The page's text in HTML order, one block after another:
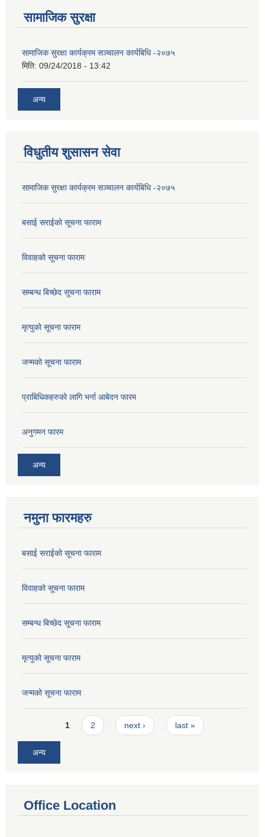
सामाजिक सुरक्षा
सामाजिक सुरक्षा कार्यक्रम सञ्चालन कार्यबिधि -२०७५
मिति: 09/24/2018 - 13:42
अन्य
विधुतीय शुसासन सेवा
सामाजिक सुरक्षा कार्यक्रम सञ्चालन कार्यबिधि -२०७५
बसाई सराईको सूचना फाराम
विवाहको सूचना फाराम
सम्बन्ध बिच्छेद सूचना फाराम
मृत्युको सूचना फाराम
जन्मको सूचना फाराम
प्राबिधिकहरुको लागि भर्ना आबेदन फारम
अनुगमन फारम
अन्य
नमुना फारमहरु
बसाई सराईको सूचना फाराम
विवाहको सूचना फाराम
सम्बन्ध बिच्छेद सूचना फाराम
मृत्युको सूचना फाराम
जन्मको सूचना फाराम
Pages1 2 next › last »
अन्य
Office Location